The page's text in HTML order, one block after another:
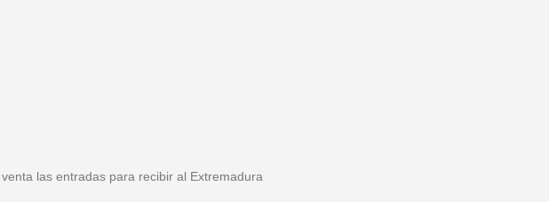
las entradas para recibir al Extremadura